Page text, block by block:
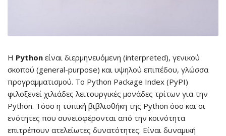
Η Python είναι διερμηνευόμενη (interpreted), γενικού
σκοπού (general-purpose) και υψηλού επιπέδου, γλώσσα
προγραμματισμού. Το Python Package Index (PyPI)
φιλοξενεί χιλιάδες λειτουργικές μονάδες τρίτων για την
Python. Τόσο η τυπική βιβλιοθήκη της Python όσο και οι
ενότητες που συνεισφέρονται από την κοινότητα
επιτρέπουν ατελείωτες δυνατότητες. Είναι δυναμική